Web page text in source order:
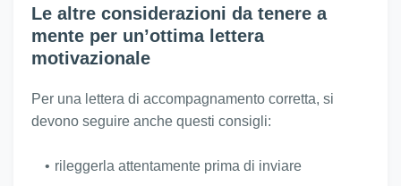
Le altre considerazioni da tenere a
mente per un’ottima lettera
motivazionale
Per una lettera di accompagnamento corretta, si
devono seguire anche questi consigli:
rileggerla attentamente prima di inviare